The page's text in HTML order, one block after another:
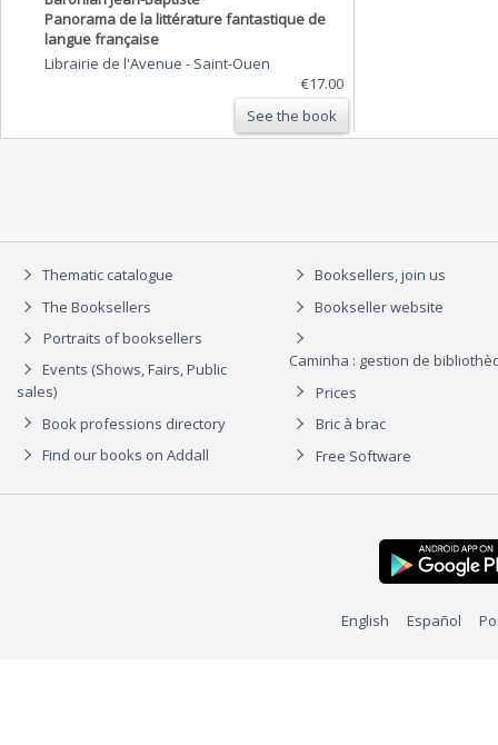
Panorama de la littérature fantastique de
langue française
Librairie de l'Avenue - Saint-Ouen
€17.00
See the book
Thematic catalogue
The Booksellers
Portraits of booksellers
Events (Shows, Fairs, Public
sales)
Book professions directory
Find our books on Addall
Booksellers, join us
Bookseller website
Caminha : gestion de
Prices
Bric à brac
Free Software
English Español